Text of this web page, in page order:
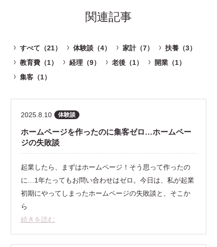
関連記事
すべて（21） 体験談（4） 家計（7）
扶養（3）
教育費（1）
経理（9） 老後（1）
開業（1）
集客（1）
2025.8.10 体験談
ホームページを作ったのに集客ゼロ…ホームペー
ジの失敗談
起業したら、まずはホームページ！そう思って作ったの
に…1年たってもお問い合わせはゼロ。今日は、私が起業
初期にやってしまったホームページの失敗談と、そこか
ら
続きを読む